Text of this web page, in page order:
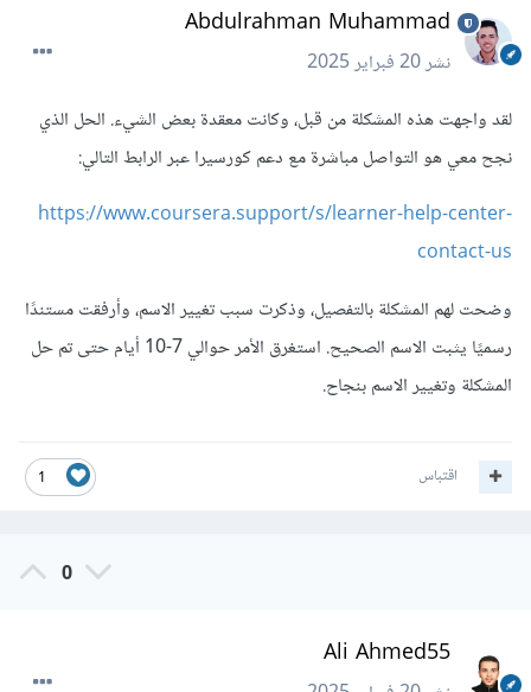
Abdulrahman Muhammad
نشر20 فبراير 2025
لقد واجهت هذه المشكلة من قبل، وكانت معقدة بعض الشيء. الحل الذي
نجح معي هو التواصل مباشرة مع دعم كورسيرا عبر الرابط التالي:
https://www.coursera.support/s/learner-help-center-
contact-us
وضحت لهم المشكلة بالتفصيل، وذكرت سبب تغيير الاسم، وأرفقت مستندًا
رسميًا يثبت الاسم الصحيح. استغرق الأمر حوالي 7-10 أيام حتى تم حل
المشكلة وتغيير الاسم بنجاح.
1 اقتباس
0
Ali Ahmed55